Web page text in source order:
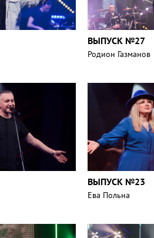
ВЫПУСК №27
Родион Газманов
ВЫПУСК №23
Ева Польна